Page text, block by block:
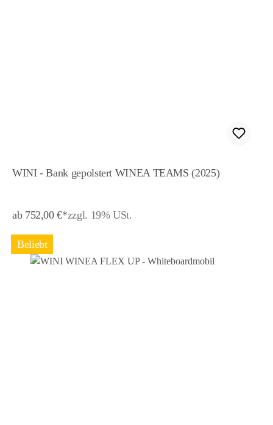
WINI - Bank gepolstert WINEA TEAMS (2025)
ab 752,00 €*zzgl. 19% USt.
Beliebt